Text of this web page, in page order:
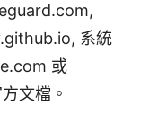
系統
或
文檔。